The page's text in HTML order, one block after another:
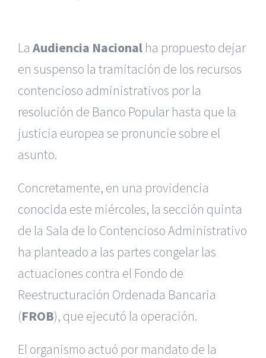
La Audiencia Nacional ha propuesto dejar
en suspenso la tramitación de los recursos
contencioso administrativos por la
resolución de Banco Popular hasta que la
justicia europea se pronuncie sobre el
asunto.
Concretamente, en una providencia
conocida este miércoles, la sección quinta
de la Sala de lo Contencioso Administrativo
ha planteado a las partes congelar las
actuaciones contra el Fondo de
Reestructuración Ordenada Bancaria
(FROB), que ejecutó la operación.
El organismo actuó por mandato de la